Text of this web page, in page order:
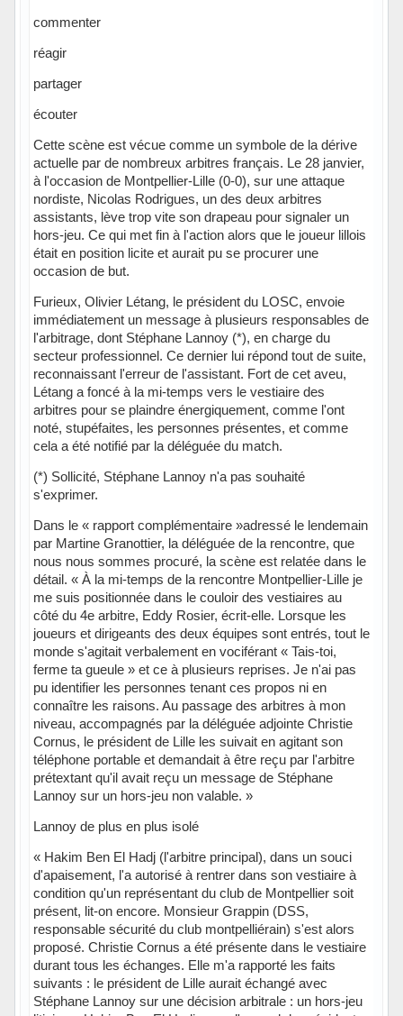
commenter
réagir
partager
écouter
Cette scène est vécue comme un symbole de la dérive
actuelle par de nombreux arbitres français. Le 28 janvier,
à l'occasion de Montpellier-Lille (0-0), sur une attaque
nordiste, Nicolas Rodrigues, un des deux arbitres
assistants, lève trop vite son drapeau pour signaler un
hors-jeu. Ce qui met fin à l'action alors que le joueur lillois
était en position licite et aurait pu se procurer une
occasion de but.
Furieux, Olivier Létang, le président du LOSC, envoie
immédiatement un message à plusieurs responsables de
l'arbitrage, dont Stéphane Lannoy (*), en charge du
secteur professionnel. Ce dernier lui répond tout de suite,
reconnaissant l'erreur de l'assistant. Fort de cet aveu,
Létang a foncé à la mi-temps vers le vestiaire des
arbitres pour se plaindre énergiquement, comme l'ont
noté, stupéfaites, les personnes présentes, et comme
cela a été notifié par la déléguée du match.
(*) Sollicité, Stéphane Lannoy n'a pas souhaité
s'exprimer.
Dans le « rapport complémentaire »adressé le lendemain
par Martine Granottier, la déléguée de la rencontre, que
nous nous sommes procuré, la scène est relatée dans le
détail. « À la mi-temps de la rencontre Montpellier-Lille je
me suis positionnée dans le couloir des vestiaires au
côté du 4e arbitre, Eddy Rosier, écrit-elle. Lorsque les
joueurs et dirigeants des deux équipes sont entrés, tout le
monde s'agitait verbalement en vociférant « Tais-toi,
ferme ta gueule » et ce à plusieurs reprises. Je n'ai pas
pu identifier les personnes tenant ces propos ni en
connaître les raisons. Au passage des arbitres à mon
niveau, accompagnés par la déléguée adjointe Christie
Cornus, le président de Lille les suivait en agitant son
téléphone portable et demandait à être reçu par l'arbitre
prétextant qu'il avait reçu un message de Stéphane
Lannoy sur un hors-jeu non valable. »
Lannoy de plus en plus isolé
« Hakim Ben El Hadj (l'arbitre principal), dans un souci
d'apaisement, l'a autorisé à rentrer dans son vestiaire à
condition qu'un représentant du club de Montpellier soit
présent, lit-on encore. Monsieur Grappin (DSS,
responsable sécurité du club montpelliérain) s'est alors
proposé. Christie Cornus a été présente dans le vestiaire
durant tous les échanges. Elle m'a rapporté les faits
suivants : le président de Lille aurait échangé avec
Stéphane Lannoy sur une décision arbitrale : un hors-jeu